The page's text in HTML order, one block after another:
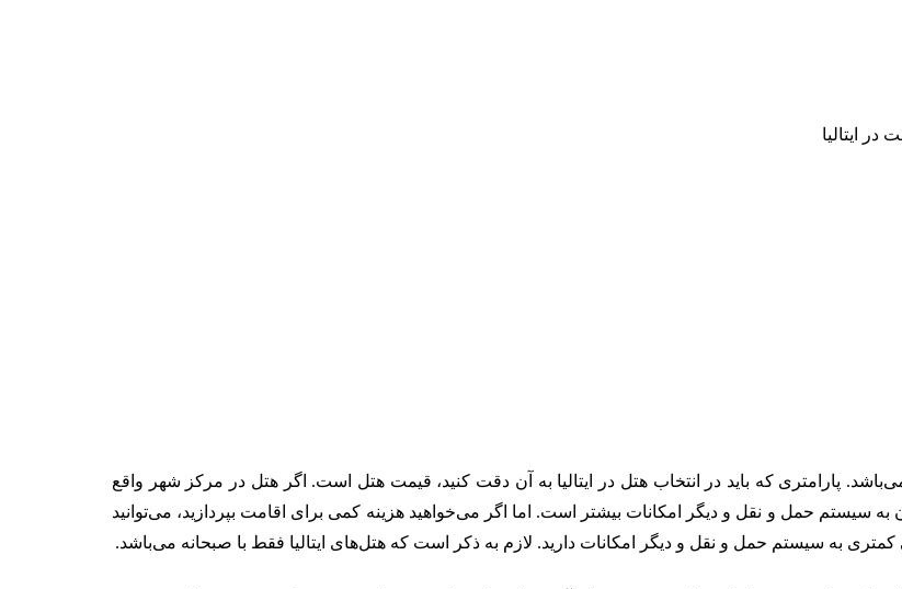
پارامتری که باید در انتخاب هتل در ایتالیا به آن دقت کنید، قیمت هتل است. اگر هتل در مرکز شهر واقع
به سیستم حمل و نقل و دیگر امکانات بیشتر است. اما اگر می‌خواهید هزینه کمی برای اقامت بپردازید، می‌توانید
به سیستم حمل و نقل و دیگر امکانات دارید. لازم به ذکر است که هتل‌های ایتالیا فقط با صبحانه می‌باشد.